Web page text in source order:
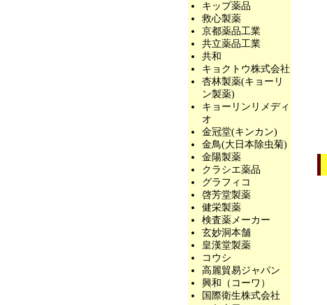
キップ薬品
救心製薬
京都薬品工業
共立薬品工業
共和
キョクトウ株式会社
杏林製薬(キョーリ
ン製薬)
キョーリンリメディ
オ
金冠堂(キンカン)
金鳥(大日本除虫菊)
金陽製薬
クラシエ薬品
グラフィコ
啓芳堂製薬
健栄製薬
検査薬メーカー
玄妙洞本舗
皇漢堂製薬
コウシ
高麗貿易ジャパン
興和（コーワ）
国際衛生株式会社